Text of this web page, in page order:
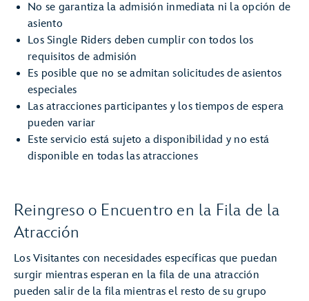
No se garantiza la admisión inmediata ni la opción de
asiento
Los Single Riders deben cumplir con todos los
requisitos de admisión
Es posible que no se admitan solicitudes de asientos
especiales
Las atracciones participantes y los tiempos de espera
pueden variar
Este servicio está sujeto a disponibilidad y no está
disponible en todas las atracciones
Reingreso o Encuentro en la Fila de la
Atracción
Los Visitantes con necesidades específicas que puedan
surgir mientras esperan en la fila de una atracción
pueden salir de la fila mientras el resto de su grupo